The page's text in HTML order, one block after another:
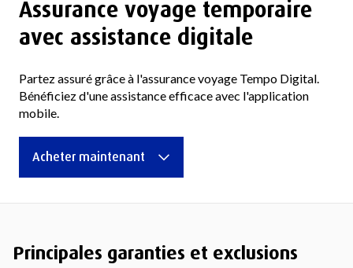
Assurance voyage temporaire
avec assistance digitale
Partez assuré grâce à l'assurance voyage Tempo Digital.
Bénéficiez d'une assistance efficace avec l'application
mobile.
Acheter maintenant
Principales garanties et exclusions